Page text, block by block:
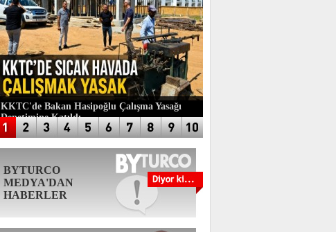
KKTC'de Bakan Hasipoğlu Çalışma Yasağı
Denetimine Katıldı
BYTURCO
MEDYA'DAN
HABERLER